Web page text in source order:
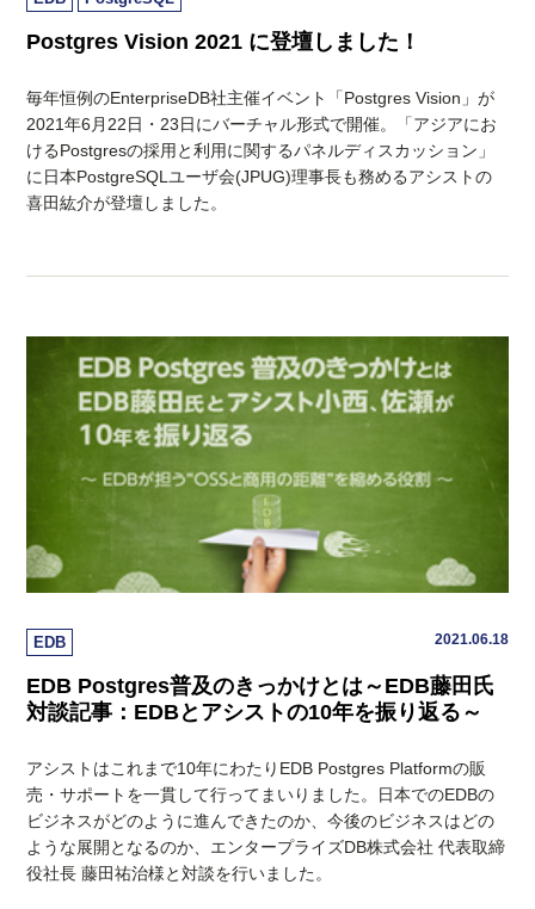
Postgres Vision 2021 に登壇しました！
毎年恒例のEnterpriseDB社主催イベント「Postgres Vision」が
2021年6月22日・23日にバーチャル形式で開催。「アジアにお
けるPostgresの採用と利用に関するパネルディスカッション」
に日本PostgreSQLユーザ会(JPUG)理事長も務めるアシストの
喜田紘介が登壇しました。
EDB 2021.06.18
EDB Postgres普及のきっかけとは～EDB藤田氏
対談記事：EDBとアシストの10年を振り返る～
アシストはこれまで10年にわたりEDB Postgres Platformの販
売・サポートを一貫して行ってまいりました。日本でのEDBの
ビジネスがどのように進んできたのか、今後のビジネスはどの
ような展開となるのか、エンタープライズDB株式会社 代表取締
役社長 藤田祐治様と対談を行いました。